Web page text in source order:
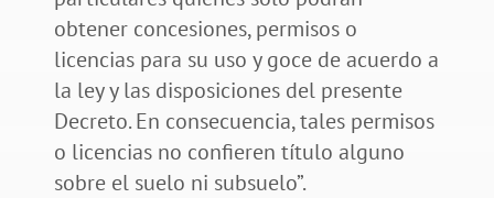
obtener concesiones, permisos o
licencias para su uso y goce de acuerdo a
la ley y las disposiciones del presente
Decreto. En consecuencia, tales permisos
o licencias no confieren título alguno
sobre el suelo ni subsuelo”.